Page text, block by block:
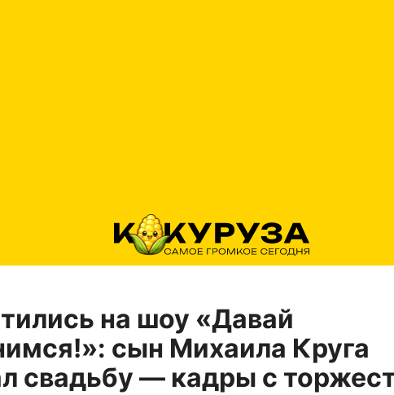
на шоу «Давай
сын Михаила Круга
свадьбу — кадры с